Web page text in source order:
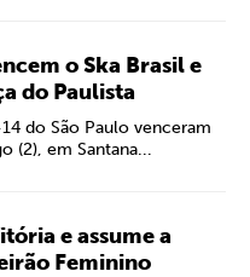
o Ska Brasil e
do Paulista
do São Paulo venceram
(2), em Santana...
e assume a
Feminino